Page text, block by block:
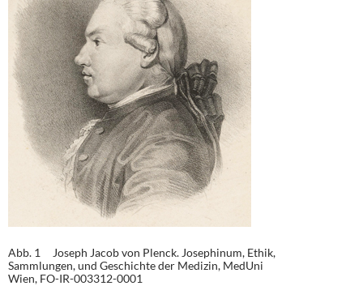
Abb. 1 Joseph Jacob von Plenck. Josephinum, Ethik,
Sammlungen, und Geschichte der Medizin, MedUni
Wien, FO-IR-003312-0001